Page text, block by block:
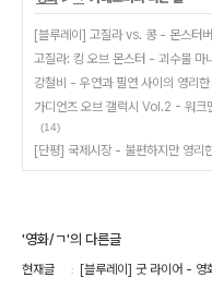
[블루레이] 고질라 vs. 콩 - 몬스터
고질라: 킹 오브 몬스터 - 괴수물 마
강철비 - 우연과 필연 사이의 영리한
가디언즈 오브 갤럭시 Vol.2 - 워크
(14)
[단평] 국제시장 - 불편하지만 영리
'영화/ㄱ'의 다른글
현재글 [블루레이] 굿 라이어 - 영